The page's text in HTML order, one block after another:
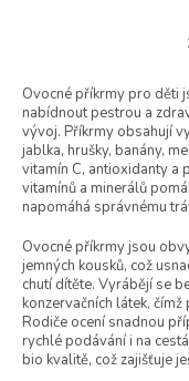
Ovocné příkrmy pro děti
nabídnout pestrou a
vývoj. Příkrmy obsahují
jablka, hrušky, banány,
vitamín C, antioxidanty a
vitamínů a minerálů
napomáhá správnému
Ovocné příkrmy jsou
jemných kousků, což
chutí dítěte. Vyrábějí se
konzervačních látek,
Rodiče ocení snadnou
rychlé podávání i na
bio kvalitě, což zajišťuje